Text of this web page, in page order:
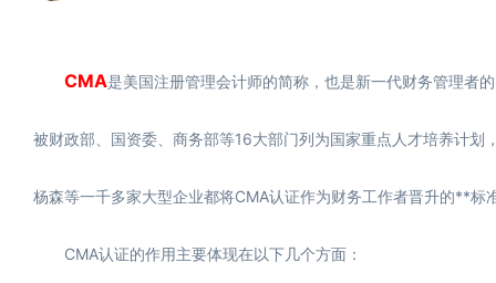
CMA是美国注册管理会计师的简称，也是新一代财务管理者
被财政部、国资委、商务部等16大部门列为国家重点人才培养计
杨森等一千多家大型企业都将CMA认证作为财务工作者晋升的**标
CMA认证的作用主要体现在以下几个方面：